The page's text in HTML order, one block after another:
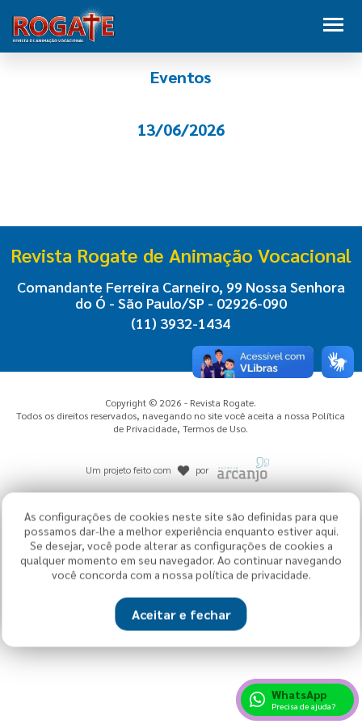
As configurações de cookies neste site são definidas para que
possamos dar-lhe a melhor experiência enquanto estiver aqui.
Se desejar, você pode alterar as configurações de cookies a
qualquer momento em seu navegador. Ao continuar navegando
você concorda com a nossa política de privacidade.
Aceitar e fechar
Eventos
13/06/2026
Revista Rogate de Animação Vocacional
Comandante Ferreira Carneiro, 99 Nossa Senhora
do Ó - São Paulo/SP - 02926-090
(11) 3932-1434
Copyright © 2026 - Revista Rogate.
Todos os direitos reservados, navegando no site você aceita a nossa Política
de Privacidade,Termos de Uso.
Um projeto feito com por
WhatsApp
Precisa de ajuda?